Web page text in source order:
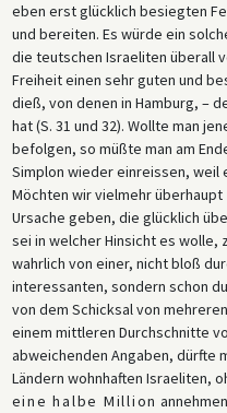
eben erst glücklich besiegten
und bereiten. Es würde ein
die teutschen Israeliten überall
Freiheit einen sehr guten und
dieß, von denen in Hamburg, –
hat (S. 31 und 32). Wollte man
befolgen, so müßte man am
Simplon wieder einreissen, weil
Möchten wir vielmehr überhaupt
Ursache geben, die glücklich
sei in welcher Hinsicht es wolle,
wahrlich von einer, nicht bloß
interessanten, sondern schon
von dem Schicksal von
einem mittleren Durchschnitte
abweichenden Angaben, dürfte
Ländern wohnhaften Israeliten,
eine halbe Million